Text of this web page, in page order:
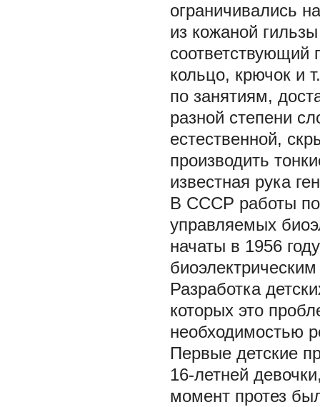
ограничивались
из кожаной
соответствующий
кольцо, крючок и
по занятиям,
разной степени
естественной,
производить
известная рука
В СССР работы по
управляемых
начаты в 1956
Разработка
которых это
необходимостью
Первые детские
16-летней
момент протез